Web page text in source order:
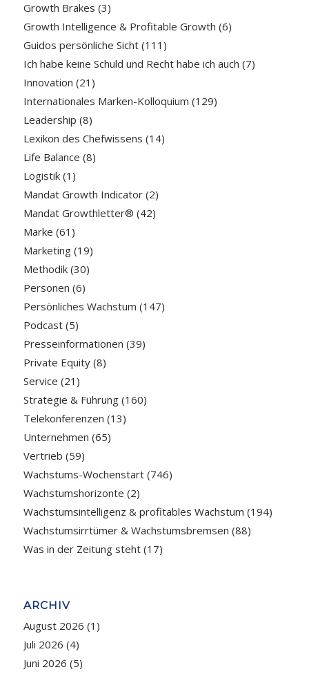
Growth Brakes (3)
Growth Intelligence & Profitable Growth (6)
Guidos persönliche Sicht(111)
Ich habe keine Schuld und Recht habe ich auch (7)
Innovation (21)
Internationales Marken-Kolloquium (129)
Leadership (8)
Lexikon des Chefwissens (14)
Life Balance (8)
Logistik(1)
Mandat Growth Indicator(2)
Mandat Growthletter® (42)
Marke (61)
Marketing(19)
Methodik(30)
Personen (6)
Persönliches Wachstum (147)
Podcast(5)
Presseinformationen (39)
Private Equity(8)
Service (21)
Strategie & Führung(160)
Telekonferenzen (13)
Unternehmen (65)
Vertrieb (59)
Wachstums-Wochenstart(746)
Wachstumshorizonte (2)
Wachstumsintelligenz & profitables Wachstum (194)
Wachstumsirrtümer & Wachstumsbremsen (88)
Was in der Zeitung steht(17)
ARCHIV
August 2026 (1)
Juli 2026 (4)
Juni 2026 (5)